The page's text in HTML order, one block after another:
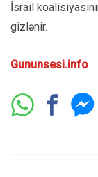
İsrail
gizlənir.
Gununsesi.info